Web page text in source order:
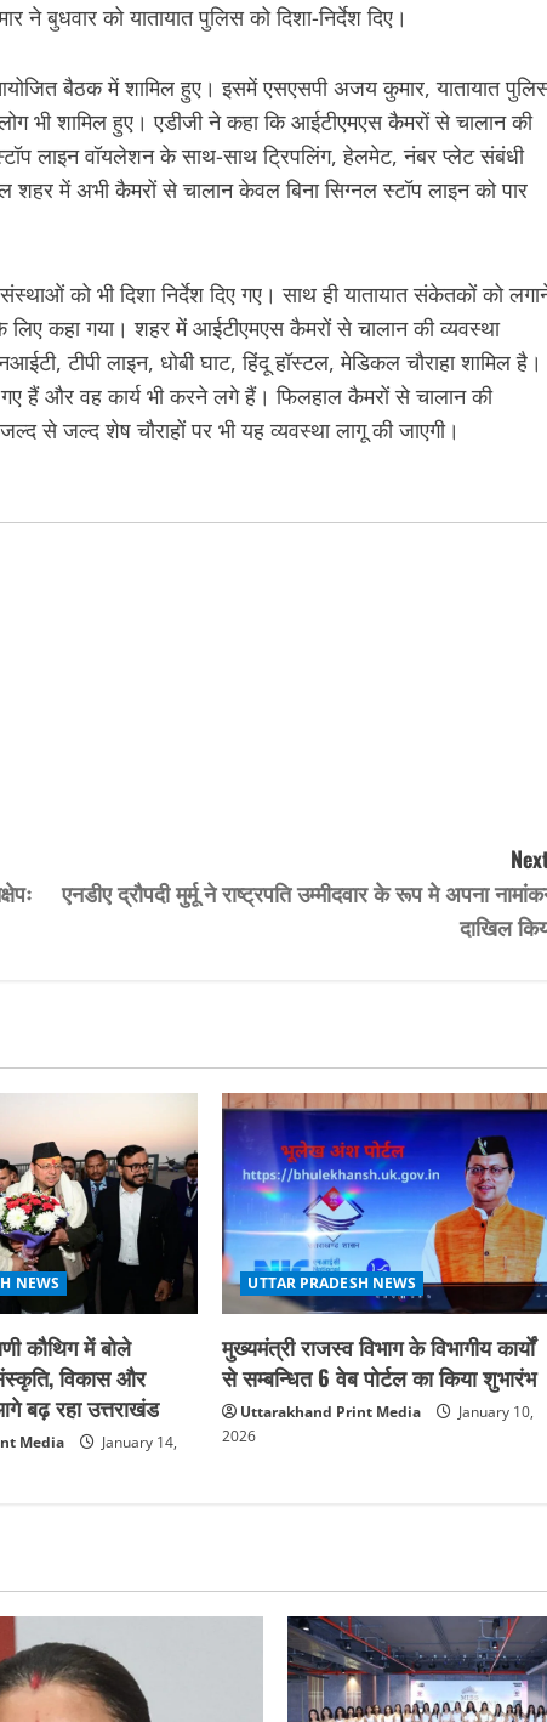
बुधवार को यातायात पुलिस को दिशा-निर्देश दिए।
बैठक में शामिल हुए। इसमें एसएसपी अजय कुमार, यातायात
भी शामिल हुए। एडीजी ने कहा कि आईटीएमएस कैमरों से चालान की
लाइन वॉयलेशन के साथ-साथ ट्रिपलिंग, हेलमेट, नंबर प्लेट संबंधी
में अभी कैमरों से चालान केवल बिना सिग्नल स्टॉप लाइन को पार
को भी दिशा निर्देश दिए गए। साथ ही यातायात संकेतकों को
के लिए कहा गया। शहर में आईटीएमएस कैमरों से चालान की व्यवस्था
टीपी लाइन, धोबी घाट, हिंदू हॉस्टल, मेडिकल चौराहा शामिल है।
गए हैं और वह कार्य भी करने लगे हैं। फिलहाल कैमरों से चालान की
से जल्द शेष चौराहों पर भी यह व्यवस्था लागू की जाएगी।
एनडीए द्रौपदी मुर्मू ने राष्ट्रपति उम्मीदवार के रूप मे अपना
दाखिल
NEWS
कौथिग में बोले
विकास और
बढ़ रहा उत्तराखंड
Media
January 14,
UTTAR PRADESH NEWS
मुख्यमंत्री राजस्व विभाग के विभागीय कार्यों
से सम्बन्धित 6 वेब पोर्टल का किया शुभारंभ
Uttarakhand Print Media
January 10,
2026